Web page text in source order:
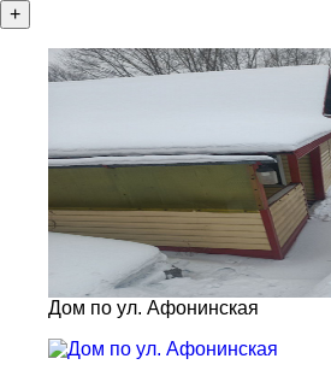
+
Дом по ул. Афонинская